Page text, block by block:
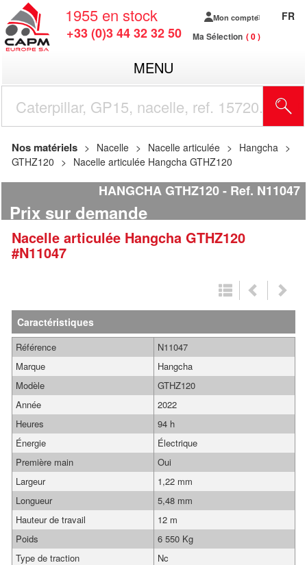
1955 en stock
+33 (0)3 44 32 32 50
Mon compte
Ma Sélection 0
FR
MENU
Nos matériels Nacelle Nacelle articulée
Hangcha
GTHZ120
Nacelle articulée Hangcha GTHZ120
HANGCHA GTHZ120 Ref. N11047
Prix sur demande
Nacelle articulée Hangcha GTHZ120
#N11047
Caractéristiques
Référence
N11047
Marque
Hangcha
Modèle
GTHZ120
Année
2022
Heures
94 h
Énergie
Électrique
Première main
Oui
Largeur
1,22 mm
Longueur
5,48 mm
Hauteur de travail
12 m
Poids
6 550 Kg
Type de traction
Nc